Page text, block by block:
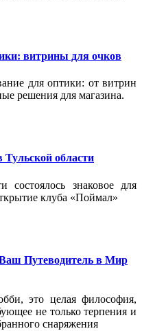
витрины для очков
для оптики: от витрин
решения для магазина.
области
состоялось знаковое для
клуба «Поймал»
Путеводитель в Мир
это целая философия,
не только терпения и
снаряжения